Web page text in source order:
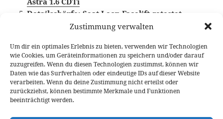
Zustimmung verwalten
Um dir ein optimales Erlebnis zu bieten, verwenden wir Technologien
wie Cookies, um Geräteinformationen zu speichern und/oder darauf
zuzugreifen. Wenn du diesen Technologien zustimmst, können wir
Daten wie das Surfverhalten oder eindeutige IDs auf dieser Website
verarbeiten. Wenn du deine Zustimmung nicht erteilst oder
zurückziehst, können bestimmte Merkmale und Funktionen
beeinträchtigt werden.
Detailschärfe: Seat Leon Facelift getestet
Veröffentlicht
am
14. November 2016 Autor
Fabian Meßner Kategorien
Fahrberichte
Diesel,Kompaktklasse,LED,Video Fahrbericht
Beitragsnavigation
VORHERIGER
Vorheriger
Bestellstart: Skoda Kodiaq Preise und